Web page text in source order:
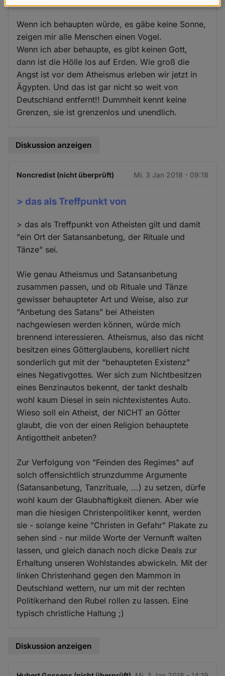
Wenn ich behaupten würde, es gäbe keine Sonne,
zeigen mir alle Menschen einen Vogel.
Wenn ich aber behaupte, es gibt keinen Gott,
dann ist die Hölle los auf Erden. Wie groß die
Angst ist vor dem Atheismus erleben wir jetzt in
Ägypten. Und das ist gar nicht so weit von
Deutschland entfernt!! Dummheit kennt keine
Grenzen, sie ist grenzenlos und unendlich.
Diskussion anzeigen
Noncredist (nicht überprüft) Mi. 3 Jan 2018 - 09:18
> das als Treffpunkt von
> das als Treffpunkt von Atheisten gilt und damit
"ein Ort der Satansanbetung, der Rituale und
Tänze" sei.
Wie genau Atheismus und Satansanbetung
zusammen passen, und ob Rituale und Tänze
gewisser behaupteter Art und Weise, also zur
"Anbetung des Satans" bei Atheisten
nachgewiesen werden können, würde mich
brennend interessieren. Atheismus, also das nicht
besitzen eines Götterglaubens, korelliert nicht
sonderlich gut mit der "behaupteten Existenz"
eines Negativgottes. Wer sich zum Nichtbesitzen
eines Benzinautos bekennt, der tankt deshalb
wohl kaum Diesel in sein nichtexistentes Auto.
Wieso soll ein Atheist, der NICHT an Götter
glaubt, die von der einen Religion behauptete
Antigottheit anbeten?
Zur Verfolgung von "Feinden des Regimes" auf
solch offensichtlich strunzdumme Argumente
(Satansanbetung, Tanzrituale, ...) zu setzen, dürfe
wohl kaum der Glaubhaftigkeit dienen. Aber wie
man die hiesigen Christenpolitiker kennt, werden
sie - solange keine "Christen in Gefahr" Plakate zu
sehen sind - nur milde Worte der Vernunft walten
lassen, und gleich danach noch dicke Deals zur
Erhaltung unseren Wohlstandes abwickeln. Mit der
linken Christenhand gegen den Mammon in
Deutschland wettern, nur um mit der rechten
Politikerhand den Rubel rollen zu lassen. Eine
typisch christliche Haltung ;)
Diskussion anzeigen
Daten
und
Cookies